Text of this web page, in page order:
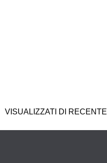
VISUALIZZATI DI RECENTE